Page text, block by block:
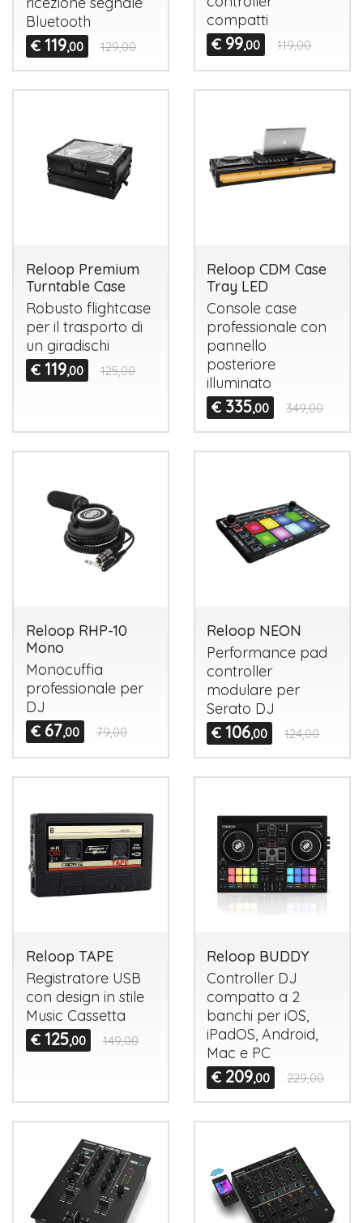
Bluetooth
€ 119,00 129,00
compatti
€ 99,00 119,00
Reloop Premium
Turntable Case
Robusto flightcase
per il trasporto di
un giradischi
€ 119,00 125,00
Reloop CDM Case
Tray LED
Console case
professionale con
pannello
posteriore
illuminato
€ 335,00 349,00
Reloop RHP-10
Mono
Monocuffia
professionale per
DJ
€ 67,00 79,00
Reloop NEON
Performance pad
controller
modulare per
Serato DJ
€ 106,00 124,00
Reloop TAPE
Registratore USB
con design in stile
Music Cassetta
€ 125,00 149,00
Reloop BUDDY
Controller DJ
compatto a 2
banchi per iOS,
iPadOS, Android,
Mac e PC
€ 209,00 229,00